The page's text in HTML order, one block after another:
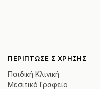
ΠΕΡΙΠΤΏΣΕΙΣ ΧΡΉΣΗΣ
Παιδική Κλινική
Μεσιτικό Γραφείο